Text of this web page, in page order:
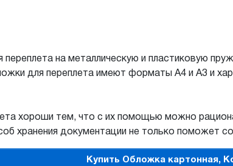
переплета на металлическую и пластиковую
для переплета имеют форматы А4 и А3 и
хороши тем, что с их помощью можно
хранения документации не только поможет
Купить Обложка картонная,